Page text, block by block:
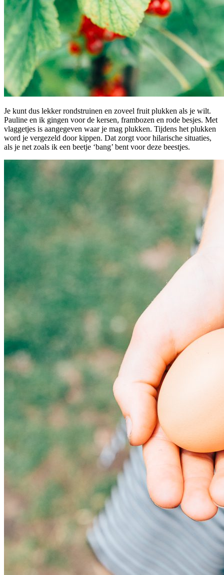
Je kunt dus lekker rondstruinen en zoveel fruit plukken als je wilt.
Pauline en ik gingen voor de kersen, frambozen en rode besjes. Met
vlaggetjes is aangegeven waar je mag plukken. Tijdens het plukken
word je vergezeld door kippen. Dat zorgt voor hilarische situaties,
als je net zoals ik een beetje ‘bang’ bent voor deze beestjes.